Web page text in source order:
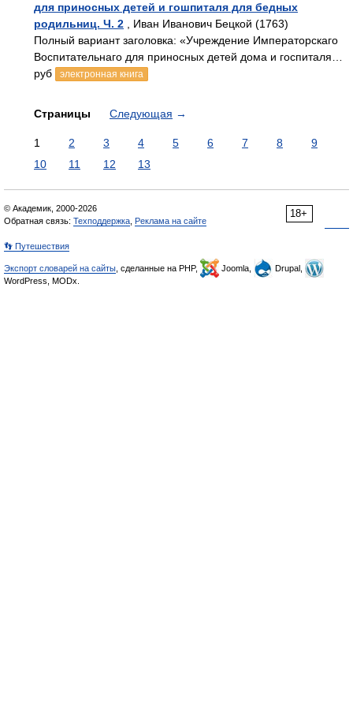
для приносных детей и гошпиталя для бедных
родильниц. Ч. 2 , Иван Иванович Бецкой (1763)
Полный вариант заголовка: «Учреждение Императорскаго
Воспитательнаго для приносных детей дома и госпиталя…
руб
электронная книга
Страницы Следующая →
1 2 3 4 5 6 7 8
9
10
11 12 13
18+
© Академик, 2000-2026
Обратная связь: Техподдержка Реклама на сайте
👣 Путешествия
Экспорт словарей на сайты , сделанные на PHP, Joomla,
Drupal,
WordPress, MODx.